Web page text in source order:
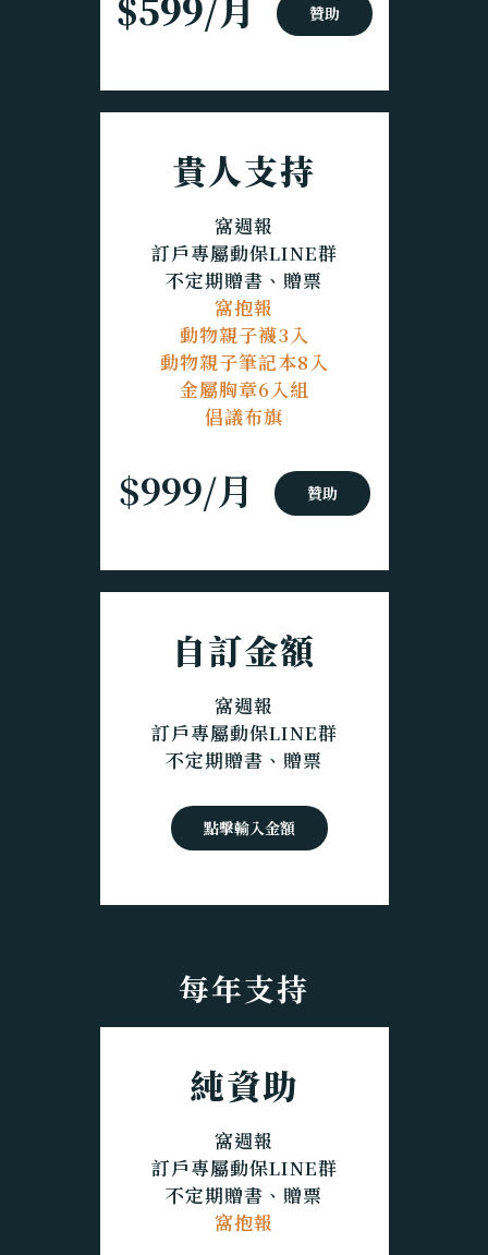
贊助
貴人支持
窩週報
訂戶專屬動保LINE群
不定期贈書、贈票
窩抱報
動物親子襪3入
動物親子筆記本8入
金屬胸章6入組
倡議布旗
$999/月 贊助
自訂金額
窩週報
訂戶專屬動保LINE群
不定期贈書、贈票
點擊輸入金額
每年支持
純資助
窩週報
訂戶專屬動保LINE群
不定期贈書、贈票
窩抱報